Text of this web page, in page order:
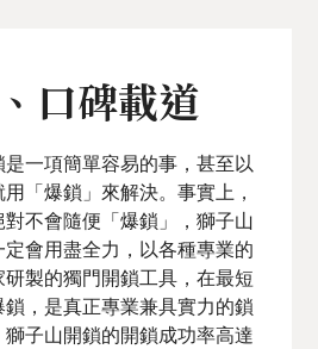
口碑載道
一項簡單容易的事，甚至以
「爆鎖」來解決。事實上，
不會隨便「爆鎖」，獅子山
會用盡全力，以各種專業的
製的獨門開鎖工具，在最短
，是真正專業兼具實力的鎖
子山開鎖的開鎖成功率高達